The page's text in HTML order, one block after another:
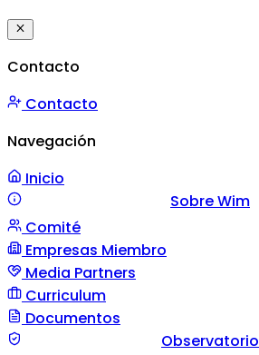
Contacto
Contacto
Navegación
Inicio
Sobre Wim
Misión y Valores
Comité
Empresas Miembro
Media Partners
Curriculum
Documentos
Observatorio